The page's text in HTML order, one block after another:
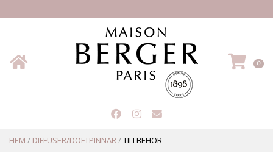
0
HEM / DIFFUSER/DOFTPINNAR/TILLBEHÖR